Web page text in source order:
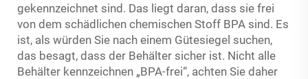
gekennzeichnet sind. Das liegt daran, dass sie frei
von dem schädlichen chemischen Stoff BPA sind. Es
ist, als würden Sie nach einem Gütesiegel suchen,
das besagt, dass der Behälter sicher ist. Nicht alle
Behälter kennzeichnen „BPA-frei“, achten Sie daher